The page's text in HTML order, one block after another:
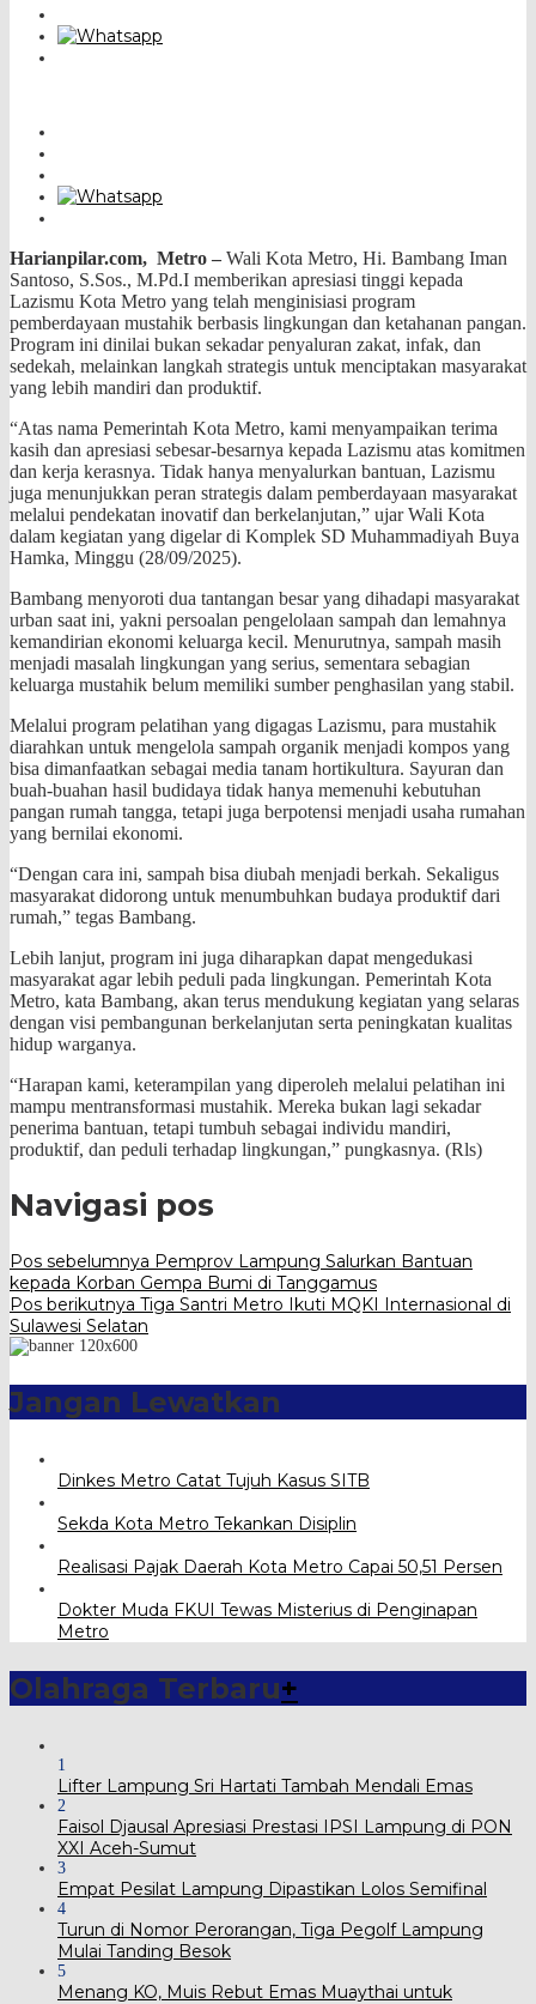
Harianpilar.com, Metro – Wali Kota Metro, Hi. Bambang Iman
Santoso, S.Sos., M.Pd.I memberikan apresiasi tinggi kepada
Lazismu Kota Metro yang telah menginisiasi program
pemberdayaan mustahik berbasis lingkungan dan ketahanan pangan.
Program ini dinilai bukan sekadar penyaluran zakat, infak, dan
sedekah, melainkan langkah strategis untuk menciptakan masyarakat
yang lebih mandiri dan produktif.
“Atas nama Pemerintah Kota Metro, kami menyampaikan terima
kasih dan apresiasi sebesar-besarnya kepada Lazismu atas komitmen
dan kerja kerasnya. Tidak hanya menyalurkan bantuan, Lazismu
juga menunjukkan peran strategis dalam pemberdayaan masyarakat
melalui pendekatan inovatif dan berkelanjutan,” ujar Wali Kota
dalam kegiatan yang digelar di Komplek SD Muhammadiyah Buya
Hamka, Minggu (28/09/2025).
Bambang menyoroti dua tantangan besar yang dihadapi masyarakat
urban saat ini, yakni persoalan pengelolaan sampah dan lemahnya
kemandirian ekonomi keluarga kecil. Menurutnya, sampah masih
menjadi masalah lingkungan yang serius, sementara sebagian
keluarga mustahik belum memiliki sumber penghasilan yang stabil.
Melalui program pelatihan yang digagas Lazismu, para mustahik
diarahkan untuk mengelola sampah organik menjadi kompos yang
bisa dimanfaatkan sebagai media tanam hortikultura. Sayuran dan
buah-buahan hasil budidaya tidak hanya memenuhi kebutuhan
pangan rumah tangga, tetapi juga berpotensi menjadi usaha rumahan
yang bernilai ekonomi.
“Dengan cara ini, sampah bisa diubah menjadi berkah. Sekaligus
masyarakat didorong untuk menumbuhkan budaya produktif dari
rumah,” tegas Bambang.
Lebih lanjut, program ini juga diharapkan dapat mengedukasi
masyarakat agar lebih peduli pada lingkungan. Pemerintah Kota
Metro, kata Bambang, akan terus mendukung kegiatan yang selaras
dengan visi pembangunan berkelanjutan serta peningkatan kualitas
hidup warganya.
“Harapan kami, keterampilan yang diperoleh melalui pelatihan ini
mampu mentransformasi mustahik. Mereka bukan lagi sekadar
penerima bantuan, tetapi tumbuh sebagai individu mandiri,
produktif, dan peduli terhadap lingkungan,” pungkasnya. (Rls)
Navigasi pos
Pos sebelumnya Pemprov Lampung Salurkan Bantuan
kepada Korban Gempa Bumi di Tanggamus
Pos berikutnya Tiga Santri Metro Ikuti MQKI Internasional di
Sulawesi Selatan
Jangan Lewatkan
Dinkes Metro Catat Tujuh Kasus SITB
Sekda Kota Metro Tekankan Disiplin
Realisasi Pajak Daerah Kota Metro Capai 50,51 Persen
Dokter Muda FKUI Tewas Misterius di Penginapan
Metro
Olahraga Terbaru+
1
Lifter Lampung Sri Hartati Tambah Mendali Emas
2
Faisol Djausal Apresiasi Prestasi IPSI Lampung di PON
XXI Aceh-Sumut
3
Empat Pesilat Lampung Dipastikan Lolos Semifinal
4
Turun di Nomor Perorangan, Tiga Pegolf Lampung
Mulai Tanding Besok
5
Menang KO, Muis Rebut Emas Muaythai untuk